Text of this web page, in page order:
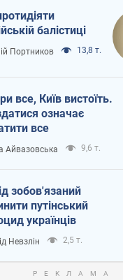
балістиці
Портников 13,8 т.
все, Київ вистоїть.
означає
все
Айвазовська 9,6 т.
зобов'язаний
путінський
українців
Невзлін 2,5 т.